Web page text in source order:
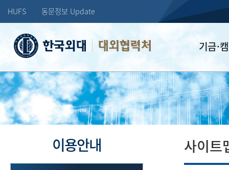
HUFS 동문정보 Update
대외협력처 기금·
학교발전기
장학기금
선배드림 장
이용안내 사이트